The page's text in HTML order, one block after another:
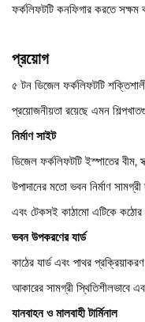
ফর্কলিফটটি কনফিগার করতে সক্ষম
প্রয়োগ
৫ টন ডিজেল ফর্কলিফটটি
প্রয়োজনীয়তা রয়েছে এমন
নির্মাণ সাইট
ডিজেল ফর্কলিফটটি ইস্পাতের বীম,
উপাদানের মতো ভবন নির্মাণ
এবং টেকসই কাঠামো এটিকে কঠোর
ভবন উপকরণের যার্ড
কাঠের যার্ড এবং পাথর
আকারের সামগ্রী স্থিতিশীলভাবে
যানবাহন ও মালবাহী টার্মিনাল